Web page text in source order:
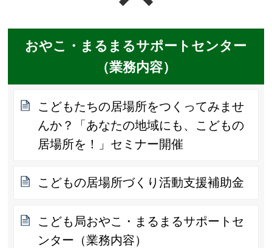
おやこ・まるまるサポートセンター
（業務内容）
こどもたちの居場所をつくってみませ
んか？「あなたの地域にも、こどもの
居場所を！」セミナー開催
こどもの居場所づくり活動支援補助金
こども局おやこ・まるまるサポートセ
ンター（業務内容）